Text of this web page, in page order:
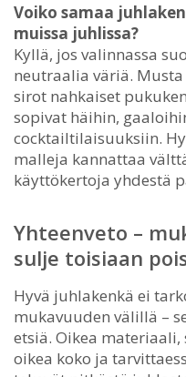
Voiko samaa
muissa juhlissa?
Kyllä, jos valinnassa
neutraalia väriä.
sirot nahkaiset
sopivat häihin,
cocktailtilaisuuksiin.
malleja kannattaa
käyttökertoja yhdestä
Yhteenveto –
sulje toisiaan
Hyvä juhlakenkä ei
mukavuuden välillä –
etsiä. Oikea
oikea koko ja